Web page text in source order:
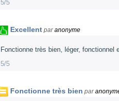
5/5
Excellent paranonyme
Fonctionne très bien, léger, fonctionnel
5/5
Fonctionne très bien par